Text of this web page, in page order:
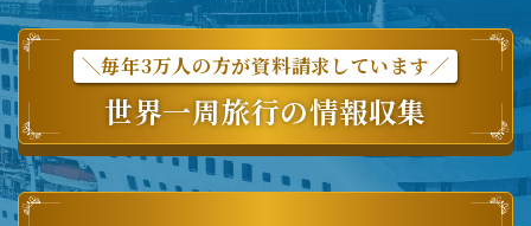
＼毎年3万人の方が資料請求しています／
世界一周旅行の情報収集